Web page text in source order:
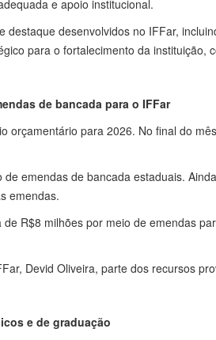
e apoio institucional.
desenvolvidos no IFFar,
para o fortalecimento da
de bancada para o IFFar
orçamentário para 2026. No final do
emendas de bancada estaduais.
emendas.
R$8 milhões por meio de emendas
Devid Oliveira, parte dos recursos
e de graduação